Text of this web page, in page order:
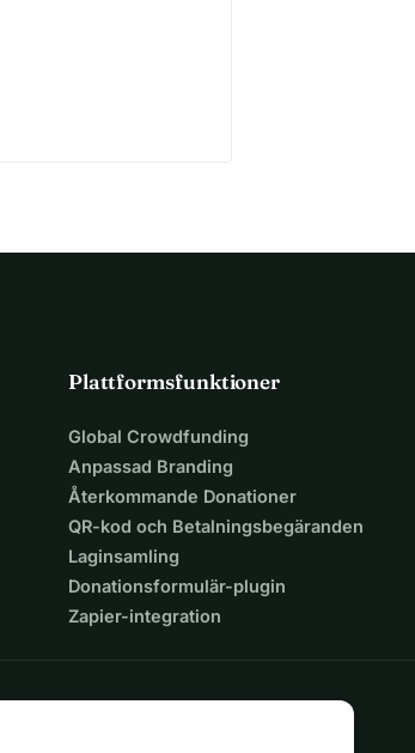
Plattformsfunktioner
Global Crowdfunding
Anpassad Branding
Återkommande Donationer
QR-kod och Betalningsbegäranden
Laginsamling
Donationsformulär-plugin
Zapier-integration